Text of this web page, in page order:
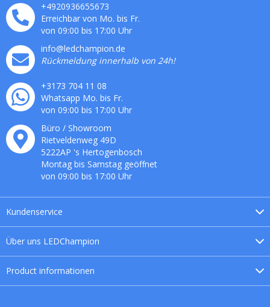
Über uns LEDChampion
Product informationen
Kundenservice
+4920936655673
Erreichbar von Mo. bis Fr.
von 09:00 bis 17:00 Uhr
info@ledchampion.de
Rückmeldung innerhalb von 24h!
+3173 704 11 08
Whatsapp Mo. bis Fr.
von 09:00 bis 17:00 Uhr
Büro / Showroom
Rietveldenweg 49D
5222AP 's Hertogenbosch
Montag bis Samstag geöffnet
von 09:00 bis 17:00 Uhr